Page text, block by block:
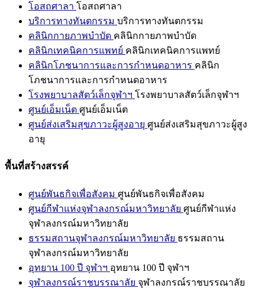
โอสถศาลา โอสถศาลา
บริการทางทันตกรรม บริการทางทันตกรรม
คลินิกกายภาพบำบัด คลินิกกายภาพบำบัด
คลินิกเทคนิคการแพทย์ คลินิกเทคนิคการแพทย์
คลินิกโภชนาการและการกำหนดอาหาร คลินิก
โภชนาการและการกำหนดอาหาร
โรงพยาบาลสัตว์เล็กจุฬาฯ โรงพยาบาลสัตว์เล็กจุฬาฯ
ศูนย์เอ็มเน็ต ศูนย์เอ็มเน็ต
ศูนย์ส่งเสริมสุขภาวะผู้สูงอายุ ศูนย์ส่งเสริมสุขภาวะผู้สูง
อายุ
พื้นที่สร้างสรรค์
ศูนย์พันธกิจเพื่อสังคม ศูนย์พันธกิจเพื่อสังคม
ศูนย์กีฬาแห่งจุฬาลงกรณ์มหาวิทยาลัย ศูนย์กีฬาแห่ง
จุฬาลงกรณ์มหาวิทยาลัย
ธรรมสถานจุฬาลงกรณ์มหาวิทยาลัย ธรรมสถาน
จุฬาลงกรณ์มหาวิทยาลัย
อุทยาน 100 ปี จุฬาฯ อุทยาน 100 ปี จุฬาฯ
จุฬาลงกรณ์ราชบรรณาลัย จุฬาลงกรณ์ราชบรรณาลัย